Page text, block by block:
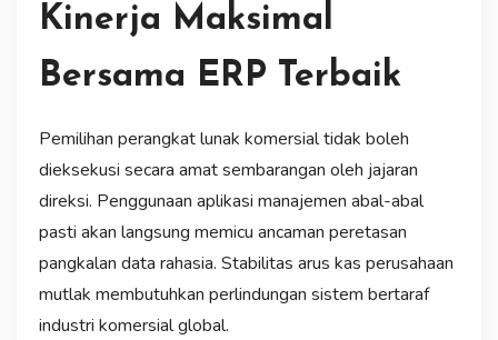
Kinerja Maksimal
Bersama ERP Terbaik
Pemilihan perangkat lunak komersial tidak boleh
dieksekusi secara amat sembarangan oleh jajaran
direksi. Penggunaan aplikasi manajemen abal-abal
pasti akan langsung memicu ancaman peretasan
pangkalan data rahasia. Stabilitas arus kas perusahaan
mutlak membutuhkan perlindungan sistem bertaraf
industri komersial global.